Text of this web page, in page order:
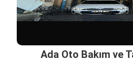
Ada Oto Bakım ve